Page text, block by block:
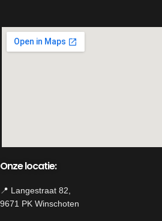
Onze locatie:
📍 Langestraat 82,
9671 PK Winschoten